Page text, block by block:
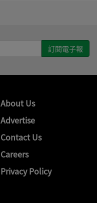
About Us
Advertise
Contact Us
Careers
Privacy Policy